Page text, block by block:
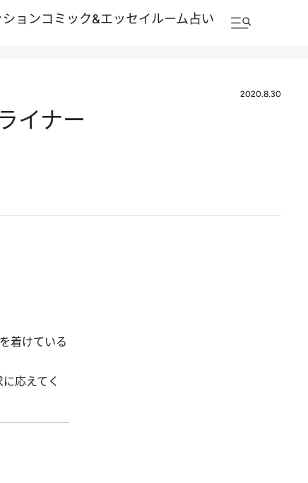
ションコミック&エッセイルーム占い
2020.8.30
イナー
着けている
応えてく